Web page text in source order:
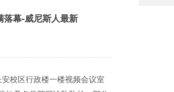
落幕-威尼斯人最新
校区行政楼一楼视频会议室